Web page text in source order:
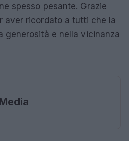
spesso pesante. Grazie
aver ricordato a tutti che la
generosità e nella vicinanza